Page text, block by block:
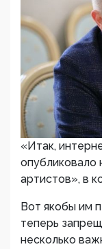
« Итак,
опубликовало
артистов», в
Вот якобы им
теперь
несколько